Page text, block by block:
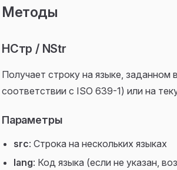
Методы
НСтр / NStr
Получает строку на языке,
соответствии с ISO 639-1) или на
Параметры
src: Строка на нескольких языках
lang: Код языка (если не указан,